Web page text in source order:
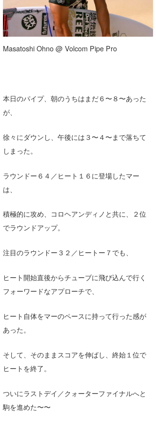
Masatoshi Ohno @ Volcom Pipe Pro
本日のパイプ、朝のうちはまだ６〜８〜あった
が、
徐々にダウンし、午後には３〜４〜まで落ちて
しまった。
ラウンドー６４／ヒート１６に登場したマー
は、
積極的に攻め、コロヘアンディノと共に、２位
でラウンドアップ。
注目のラウンドー３２／ヒートー７でも、
ヒート開始直後からチューブに飛び込んで行く
フォーワードなアプローチで、
ヒート自体をマーのペースに持って行った感が
あった。
そして、そのままスコアを伸ばし、終始１位で
ヒートを終了。
ついにラストデイ／クォーターファイナルへと
駒を進めた〜〜